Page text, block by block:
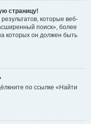
страницу!
которые веб-
поиск», более
которых он должен быть
по ссылке «Найти